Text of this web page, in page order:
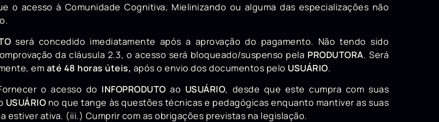
o acesso à Comunidade Cognitiva, Mielinizando ou alguma das especializações não
será concedido imediatamente após a aprovação do pagamento. Não tendo sido
da cláusula 2.3, o acesso será bloqueado/suspenso pela PRODUTORA. Será
em até 48 horas úteis, após o envio dos documentos pelo USUÁRIO.
o acesso do INFOPRODUTO ao USUÁRIO, desde que este cumpra com suas
USUÁRIO no que tange às questões técnicas e pedagógicas enquanto mantiver as suas
estiver ativa. (iii.) Cumprir com as obrigações previstas na legislação.